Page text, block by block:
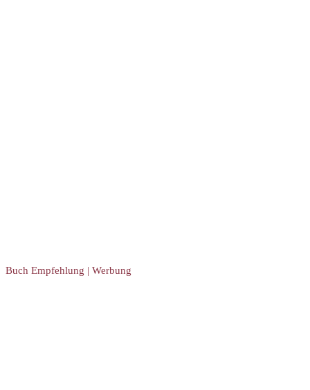
Buch Empfehlung | Werbung